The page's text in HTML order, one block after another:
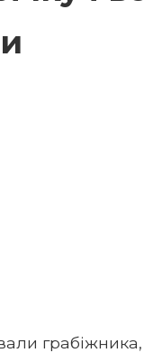
грабіжника,